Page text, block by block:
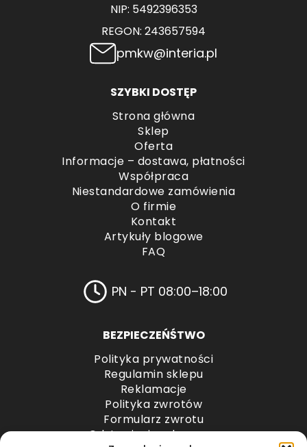
NIP: 5492396353
REGON: 243657594
pmkw@interia.pl
SZYBKI DOSTĘP
Strona główna
Sklep
Oferta
Informacje – dostawa, płatności
Współpraca
Niestandardowe zamówienia
O firmie
Kontakt
Artykuły blogowe
FAQ
PN - PT 08:00–18:00
BEZPIECZEŃŚTWO
Polityka prywatności
Regulamin sklepu
Reklamacje
Polityka zwrotów
Formularz zwrotu
Odstąpienie od umowy